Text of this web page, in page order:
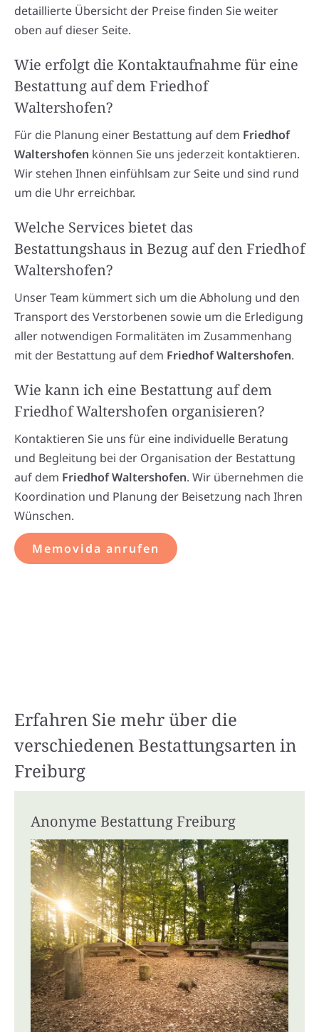
detaillierte Übersicht der Preise finden Sie weiter
oben auf dieser Seite.
Wie erfolgt die Kontaktaufnahme für eine
Bestattung auf dem Friedhof
Waltershofen?
Für die Planung einer Bestattung auf dem Friedhof
Waltershofen können Sie uns jederzeit kontaktieren.
Wir stehen Ihnen einfühlsam zur Seite und sind rund
um die Uhr erreichbar.
Welche Services bietet das
Bestattungshaus in Bezug auf den Friedhof
Waltershofen?
Unser Team kümmert sich um die Abholung und den
Transport des Verstorbenen sowie um die Erledigung
aller notwendigen Formalitäten im Zusammenhang
mit der Bestattung auf dem Friedhof Waltershofen.
Wie kann ich eine Bestattung auf dem
Friedhof Waltershofen organisieren?
Kontaktieren Sie uns für eine individuelle Beratung
und Begleitung bei der Organisation der Bestattung
auf dem Friedhof Waltershofen. Wir übernehmen die
Koordination und Planung der Beisetzung nach Ihren
Wünschen.
Memovida anrufen
Erfahren Sie mehr über die
verschiedenen Bestattungsarten in
Freiburg
Anonyme Bestattung Freiburg